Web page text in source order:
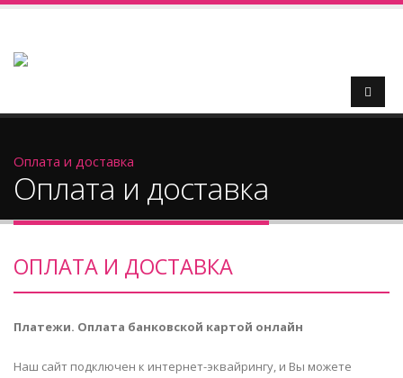
Оплата и доставка
Оплата и доставка
ОПЛАТА И ДОСТАВКА
Платежи. Оплата банковской картой онлайн
Наш сайт подключен к интернет-эквайрингу, и Вы можете